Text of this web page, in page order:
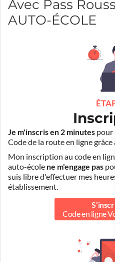
Avec Pass
AUTO-ÉCOLE
Je m'inscris en 2 minutes pour
Code de la route en ligne grâce
Mon inscription au code en
auto-école ne m'engage pas
suis libre d'effectuer mes
établissement.
Code en ligne